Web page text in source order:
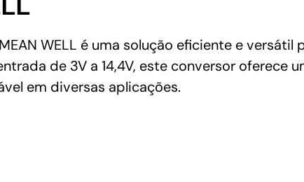
WELL é uma solução eficiente e
de 3V a 14,4V, este conversor oferece
em diversas aplicações.